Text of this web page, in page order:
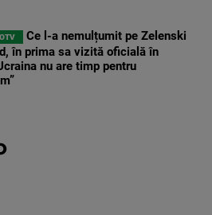
Ce l-a nemulțumit pe Zelenski
în prima sa vizită oficială în
nu are timp pentru